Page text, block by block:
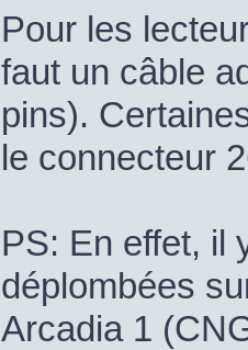
Pour les
faut un câble
pins).
le connecteur
PS: En effet, il
déplombées
Arcadia 1